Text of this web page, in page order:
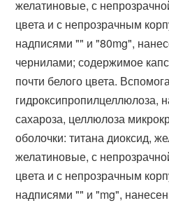
желатиновые, с
цвета и с непрозрачным
надписями "" и "80mg",
чернилами; содержимое
почти белого цвета.
гидроксипропилцеллюлоза,
сахароза, целлюлоза
оболочки: титана диоксид,
желатиновые, с
цвета и с непрозрачным
надписями "" и "mg",